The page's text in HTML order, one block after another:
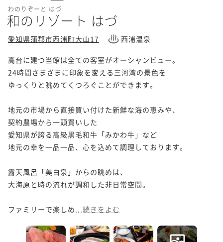
わのりぞーと はづ
和のリゾート はづ
愛知県蒲郡市西浦町大山17 西浦温泉
高台に建つ当館は全ての客室がオーシャンビュー。
24時間さまざまに印象を変える三河湾の景色を
ゆっくりと眺めてくつろぐことができます。
地元の市場から直接買い付けた新鮮な海の恵みや、
契約農場から一頭買いした
愛知県が誇る高級黒毛和牛「みかわ牛」など
地元の幸を一品一品、心を込めて調理しております。
露天風呂「美白泉」からの眺めは、
大海原と時の流れが調和した非日常空間。
ファミリーで楽しめ... 続きをよむ